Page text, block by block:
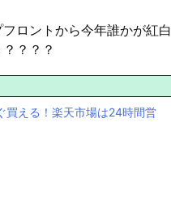
ロントから今年誰かが紅
？？？
買える！楽天市場は24時間営